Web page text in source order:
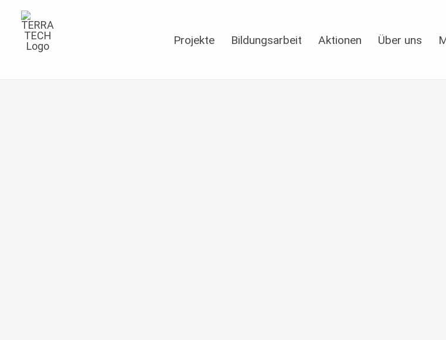
Projekte Bildungsarbeit Aktionen Über uns